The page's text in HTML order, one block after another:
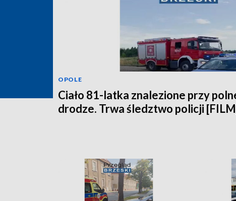
OPOLE
Ciało 81-latka znalezione przy
drodze. Trwa śledztwo policji